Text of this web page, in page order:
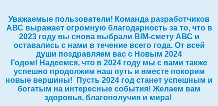
Уважаемые пользователи! Команда разработчиков
АВС выражает огромную благодарность за то, что в
2023 году вы снова выбрали BIM-смету АВС и
оставались с нами в течение всего года. От всей
души поздравляем вас с Новым 2024
Годом! Надеемся, что в 2024 году мы с вами также
успешно продолжим наш путь и вместе покорим
новые вершины! Пусть 2024 год станет успешным и
богатым на интересные события! Желаем вам
здоровья, благополучия и мира!